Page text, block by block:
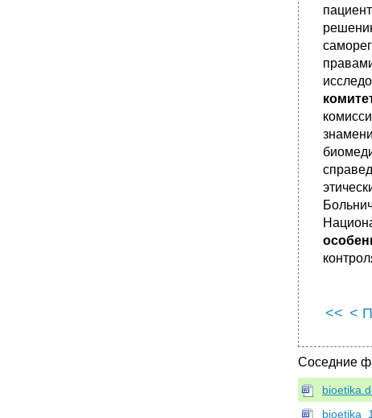
<< <
Соседние